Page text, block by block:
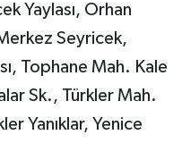
Yaylası, Orhan
Seyricek,
Tophane Mah. Kale
Sk., Türkler Mah.
Yanıklar, Yenice